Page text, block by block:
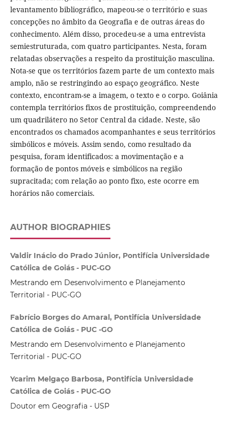
levantamento bibliográfico, mapeou-se o território e suas
concepções no âmbito da Geografia e de outras áreas do
conhecimento. Além disso, procedeu-se a uma entrevista
semiestruturada, com quatro participantes. Nesta, foram
relatadas observações a respeito da prostituição masculina.
Nota-se que os territórios fazem parte de um contexto mais
amplo, não se restringindo ao espaço geográfico. Neste
contexto, encontram-se a imagem, o texto e o corpo. Goiânia
contempla territórios fixos de prostituição, compreendendo
um quadrilátero no Setor Central da cidade. Neste, são
encontrados os chamados acompanhantes e seus territórios
simbólicos e móveis. Assim sendo, como resultado da
pesquisa, foram identificados: a movimentação e a
formação de pontos móveis e simbólicos na região
supracitada; com relação ao ponto fixo, este ocorre em
horários não comerciais.
AUTHOR BIOGRAPHIES
Valdir Inácio do Prado Júnior, Pontifícia Universidade
Católica de Goiás - PUC-GO
Mestrando em Desenvolvimento e Planejamento
Territorial - PUC-GO
Fabrício Borges do Amaral, Pontifícia Universidade
Católica de Goiás - PUC -GO
Mestrando em Desenvolvimento e Planejamento
Territorial - PUC-GO
Ycarim Melgaço Barbosa, Pontifícia Universidade
Católica de Goiás - PUC-GO
Doutor em Geografia - USP